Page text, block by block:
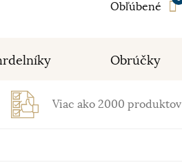
Obľúbené
Obrúčky
Viac ako 2000